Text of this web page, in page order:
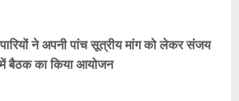
ने अपनी पांच सूत्रीय मांग को लेकर संजय
में बैठक का किया आयोजन